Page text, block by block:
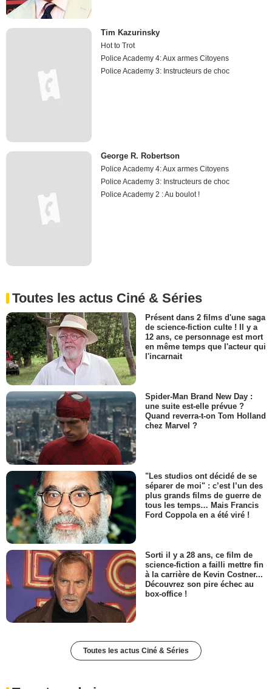
Tim Kazurinsky
Hot to Trot
Police Academy 4: Aux armes Citoyens
Police Academy 3: Instructeurs de choc
George R. Robertson
Police Academy 4: Aux armes Citoyens
Police Academy 3: Instructeurs de choc
Police Academy 2 : Au boulot !
Toutes les actus Ciné & Séries
Présent dans 2 films d'une saga
de science-fiction culte ! Il y a
12 ans, ce personnage est mort
en même temps que l'acteur qui
l'incarnait
Spider-Man Brand New Day :
une suite est-elle prévue ?
Quand reverra-t-on Tom Holland
chez Marvel ?
"Les studios ont décidé de se
séparer de moi" : c’est l’un des
plus grands films de guerre de
tous les temps… Mais Francis
Ford Coppola en a été viré !
Sorti il y a 28 ans, ce film de
science-fiction a failli mettre fin
à la carrière de Kevin Costner...
Découvrez son pire échec au
box-office !
Toutes les actus Ciné & Séries